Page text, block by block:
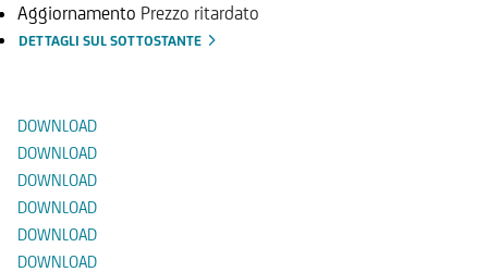
Aggiornamento Prezzo ritardato
DETTAGLI SUL SOTTOSTANTE
DOWNLOAD
DOWNLOAD
DOWNLOAD
DOWNLOAD
DOWNLOAD
DOWNLOAD